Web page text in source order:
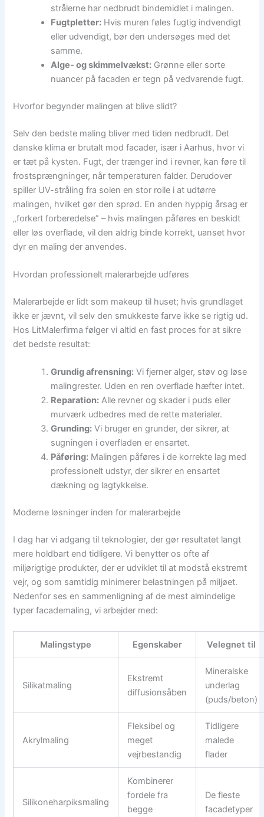
strålerne har nedbrudt bindemidlet i malingen.
Fugtpletter: Hvis muren føles fugtig indvendigt
eller udvendigt, bør den undersøges med det
samme.
Alge- og skimmelvækst: Grønne eller sorte
nuancer på facaden er tegn på vedvarende fugt.
Hvorfor begynder malingen at blive slidt?
Selv den bedste maling bliver med tiden nedbrudt. Det
danske klima er brutalt mod facader, især i Aarhus, hvor vi
er tæt på kysten. Fugt, der trænger ind i revner, kan føre til
frostsprængninger, når temperaturen falder. Derudover
spiller UV-stråling fra solen en stor rolle i at udtørre
malingen, hvilket gør den sprød. En anden hyppig årsag er
„forkert forberedelse” – hvis malingen påføres en beskidt
eller løs overflade, vil den aldrig binde korrekt, uanset hvor
dyr en maling der anvendes.
Hvordan professionelt malerarbejde udføres
Malerarbejde er lidt som makeup til huset; hvis grundlaget
ikke er jævnt, vil selv den smukkeste farve ikke se rigtig ud.
Hos LitMalerfirma følger vi altid en fast proces for at sikre
det bedste resultat:
Grundig afrensning: Vi fjerner alger, støv og løse
malingrester. Uden en ren overflade hæfter intet.
Reparation: Alle revner og skader i puds eller
murværk udbedres med de rette materialer.
Grunding: Vi bruger en grunder, der sikrer, at
sugningen i overfladen er ensartet.
Påføring: Malingen påføres i de korrekte lag med
professionelt udstyr, der sikrer en ensartet
dækning og lagtykkelse.
Moderne løsninger inden for malerarbejde
I dag har vi adgang til teknologier, der gør resultatet langt
mere holdbart end tidligere. Vi benytter os ofte af
miljørigtige produkter, der er udviklet til at modstå ekstremt
vejr, og som samtidig minimerer belastningen på miljøet.
Nedenfor ses en sammenligning af de mest almindelige
typer facademaling, vi arbejder med:
Malingstype Egenskaber Velegnet til
Silikatmaling
Ekstremt
diffusionsåben
Mineralske
underlag
(puds/beton)
Akrylmaling
Fleksibel og
meget
vejrbestandig
Tidligere
malede
flader
Silikoneharpiksmaling
Kombinerer
fordele fra
begge
De fleste
facadetyper